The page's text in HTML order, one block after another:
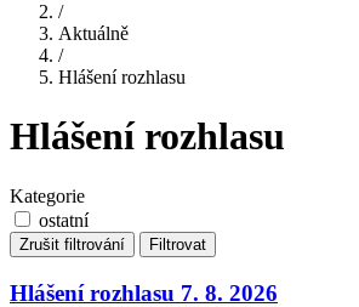
/
Aktuálně
/
Hlášení rozhlasu
Hlášení rozhlasu
Kategorie
ostatní
Zrušit filtrování Filtrovat
Hlášení rozhlasu 7. 8. 2026